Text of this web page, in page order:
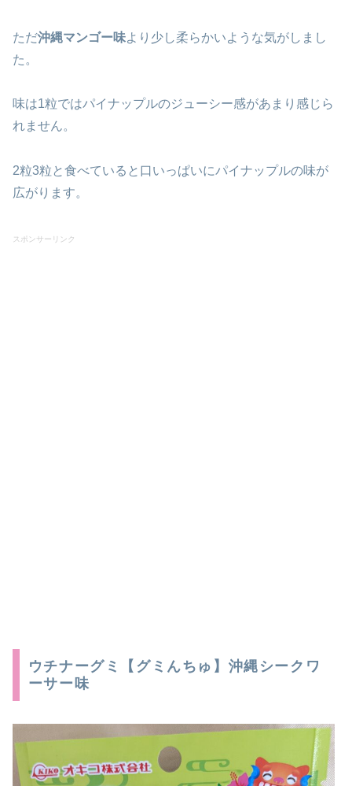
ただ沖縄マンゴー味より少し柔らかいような気がしまし
た。
味は1粒ではパイナップルのジューシー感があまり感じら
れません。
2粒3粒と食べていると口いっぱいにパイナップルの味が
広がります。
スポンサーリンク
ウチナーグミ【グミんちゅ】沖縄シークワ
ーサー味